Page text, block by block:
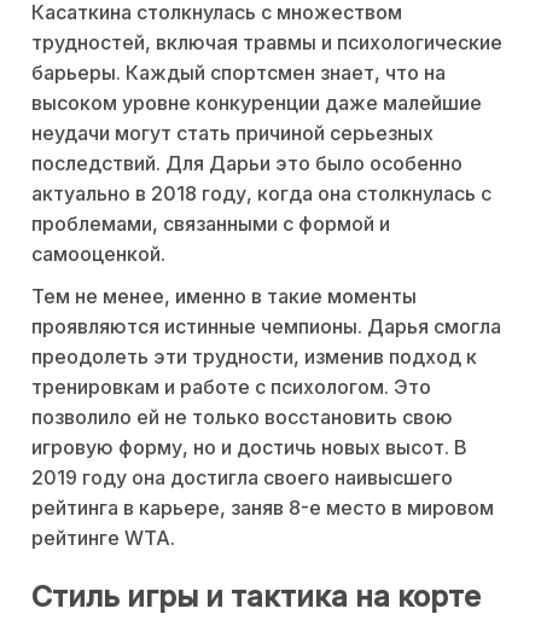
Касаткина столкнулась с множеством
трудностей, включая травмы и психологические
барьеры. Каждый спортсмен знает, что на
высоком уровне конкуренции даже малейшие
неудачи могут стать причиной серьезных
последствий. Для Дарьи это было особенно
актуально в 2018 году, когда она столкнулась с
проблемами, связанными с формой и
самооценкой.
Тем не менее, именно в такие моменты
проявляются истинные чемпионы. Дарья смогла
преодолеть эти трудности, изменив подход к
тренировкам и работе с психологом. Это
позволило ей не только восстановить свою
игровую форму, но и достичь новых высот. В
2019 году она достигла своего наивысшего
рейтинга в карьере, заняв 8-е место в мировом
рейтинге WTA.
Стиль игры и тактика на корте